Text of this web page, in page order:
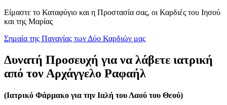
Είμαστε το Καταφύγιο και η Προστασία σας, οι Καρδιές του Ιησού
και της Μαρίας
Σημαία της Παναγίας των Δύο Καρδιών μας
Δυνατή Προσευχή για να λάβετε ιατρική
από τον Αρχάγγελο Ραφαήλ
(Ιατρικό Φάρμακο για την Ιαλή του Λαού του Θεού)